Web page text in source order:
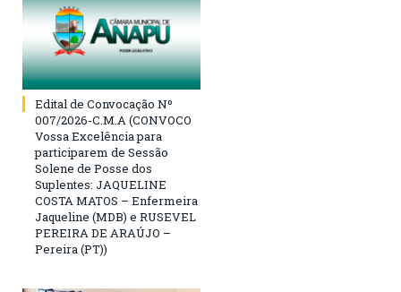
Edital de Convocação Nº
007/2026-C.M.A (CONVOCO
Vossa Excelência para
participarem de Sessão
Solene de Posse dos
Suplentes: JAQUELINE
COSTA MATOS – Enfermeira
Jaqueline (MDB) e RUSEVEL
PEREIRA DE ARAÚJO –
Pereira (PT))